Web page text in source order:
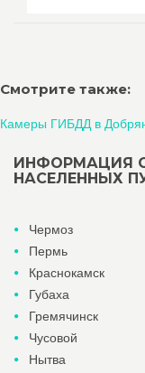
Смотрите также:
Камеры ГИБДД в
ИНФОРМАЦИЯ
НАСЕЛЕННЫХ
Чермоз
Пермь
Краснокамск
Губаха
Гремячинск
Чусовой
Нытва